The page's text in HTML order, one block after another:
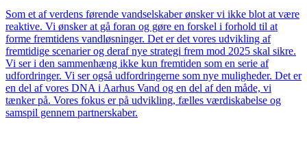
Som et af verdens førende vandselskaber ønsker vi ikke blot at være
reaktive. Vi ønsker at gå foran og gøre en forskel i forhold til at
forme fremtidens vandløsninger. Det er det vores udvikling af
fremtidige scenarier og deraf nye strategi frem mod 2025 skal sikre.
Vi ser i den sammenhæng ikke kun fremtiden som en serie af
udfordringer. Vi ser også udfordringerne som nye muligheder. Det er
en del af vores DNA i Aarhus Vand og en del af den måde, vi
tænker på. Vores fokus er på udvikling, fælles værdiskabelse og
samspil gennem partnerskaber.